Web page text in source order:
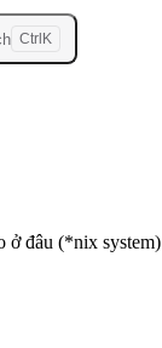
Ctrl K
ở đâu (*nix system)